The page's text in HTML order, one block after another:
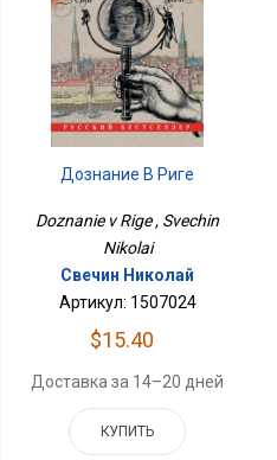
Дознание В Риге
Doznanie v Rige , Svechin
Nikolai
Свечин Николай
Артикул: 1507024
$15.40
Доставка за 14–20 дней
КУПИТЬ